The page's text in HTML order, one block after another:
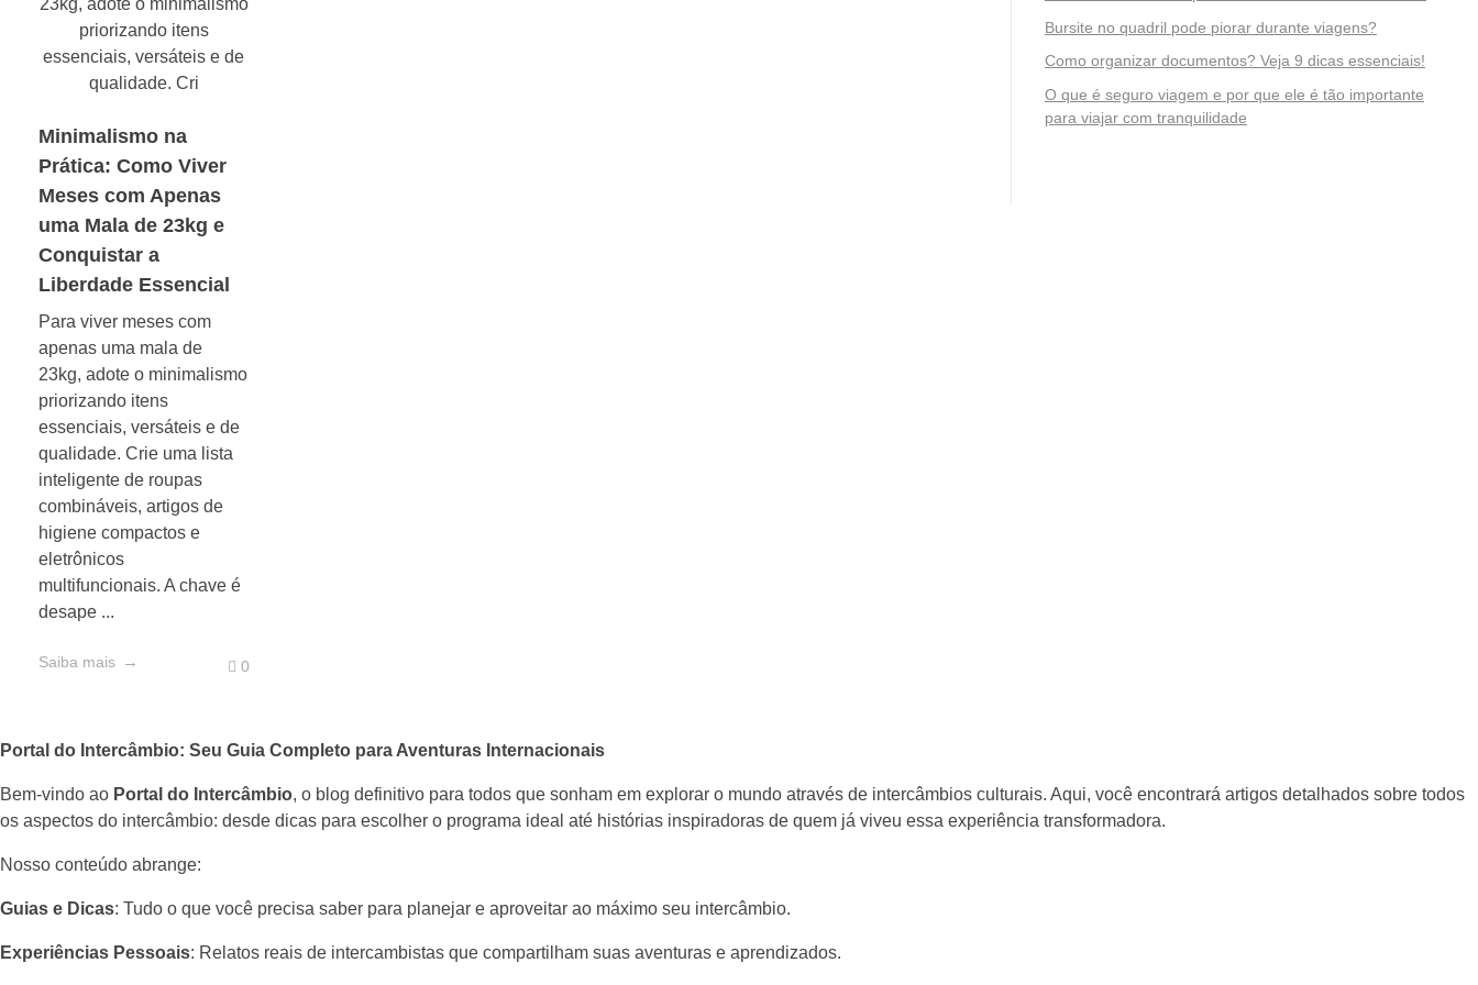
Minimalismo na
Prática: Como Viver
Meses com Apenas
uma Mala de 23kg e
Conquistar a
Liberdade Essencial
Para viver meses com
apenas uma mala de
23kg, adote o minimalismo
priorizando itens
essenciais, versáteis e de
qualidade. Crie uma lista
inteligente de roupas
combináveis, artigos de
higiene compactos e
eletrônicos
multifuncionais. A chave é
desape ...
Saiba mais 0
Bursite no quadril pode piorar durante viagens?
Como organizar documentos? Veja 9 dicas essenciais!
O que é seguro viagem e por que ele é tão importante
para viajar com tranquilidade
Portal do Intercâmbio: Seu Guia Completo para Aventuras Internacionais
Bem-vindo ao Portal do Intercâmbio, o blog definitivo para todos que sonham em explorar o mundo através de intercâmbios culturais. Aqui, você encontrará artigos detalhados sobre todos
os aspectos do intercâmbio: desde dicas para escolher o programa ideal até histórias inspiradoras de quem já viveu essa experiência transformadora.
Nosso conteúdo abrange:
Guias e Dicas: Tudo o que você precisa saber para planejar e aproveitar ao máximo seu intercâmbio.
Experiências Pessoais: Relatos reais de intercambistas que compartilham suas aventuras e aprendizados.